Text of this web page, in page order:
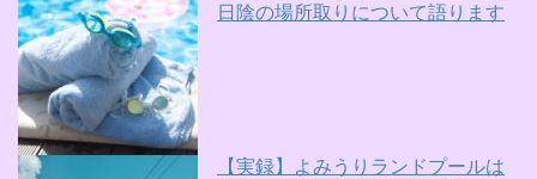
日陰の場所取りについて語ります
【実録】よみうりランドプールは